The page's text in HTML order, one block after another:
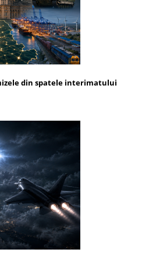
din spatele interimatului